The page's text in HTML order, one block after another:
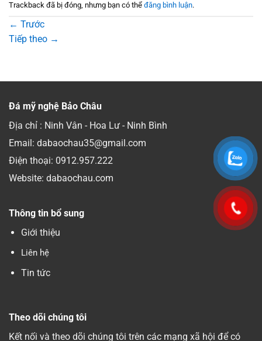
Trackback đã bị đóng, nhưng bạn có thể đăng bình luận.
← Trước
Tiếp theo →
Đá mỹ nghệ Bảo Châu
Địa chỉ : Ninh Vân - Hoa Lư - Ninh Bình
Email: dabaochau35@gmail.com
Điện thoại: 0912.957.222
Website: dabaochau.com
Thông tin bổ sung
Giới thiệu
Liên hệ
Tin tức
Theo dõi chúng tôi
Kết nối và theo dõi chúng tôi trên các mạng xã hội để có